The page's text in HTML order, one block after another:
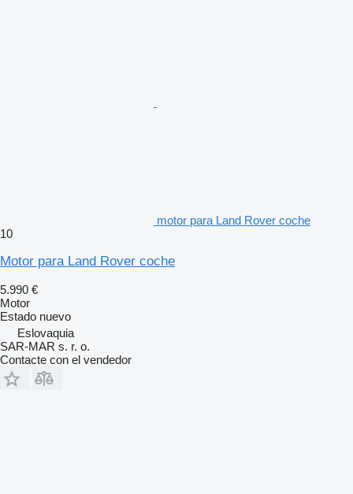
motor para Land Rover coche
10
Motor para Land Rover coche
5.990 €
Motor
Estado nuevo
Eslovaquia
SAR-MAR s. r. o.
Contacte con el vendedor